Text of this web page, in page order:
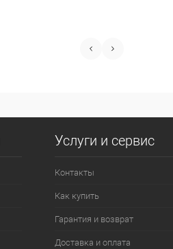
Услуги и сервис
Контакты
Как купить
Гарантия и возврат
Доставка и оплата